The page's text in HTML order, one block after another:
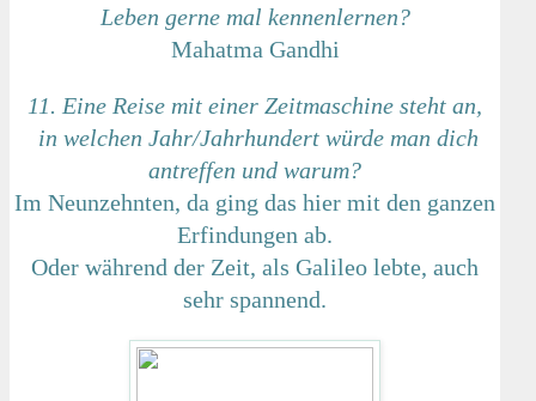
Leben gerne mal kennenlernen?
Mahatma Gandhi
11. Eine Reise mit einer Zeitmaschine steht an,
in welchen Jahr/Jahrhundert würde man dich
antreffen und warum?
Im Neunzehnten, da ging das hier mit den ganzen
Erfindungen ab.
Oder während der Zeit, als Galileo lebte, auch
sehr spannend.